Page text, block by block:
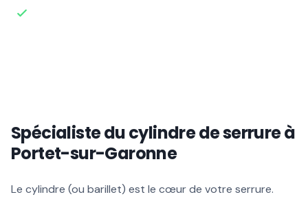
Spécialiste du cylindre de serrure à
Portet-sur-Garonne
Le cylindre (ou barillet) est le cœur de votre serrure.